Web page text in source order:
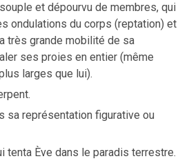
et dépourvu de membres, qui
ondulations du corps (reptation) et
très grande mobilité de sa
ses proies en entier (même
larges que lui).
sa représentation figurative ou
tenta Ève dans le paradis terrestre.